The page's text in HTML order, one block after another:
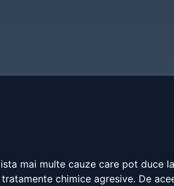
mai multe cauze care pot duce
chimice agresive. De